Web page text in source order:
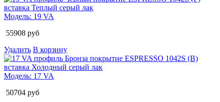
Модель: 19 VA
55908 руб
Удалить В корзину
Модель: 17 VA
50704 руб